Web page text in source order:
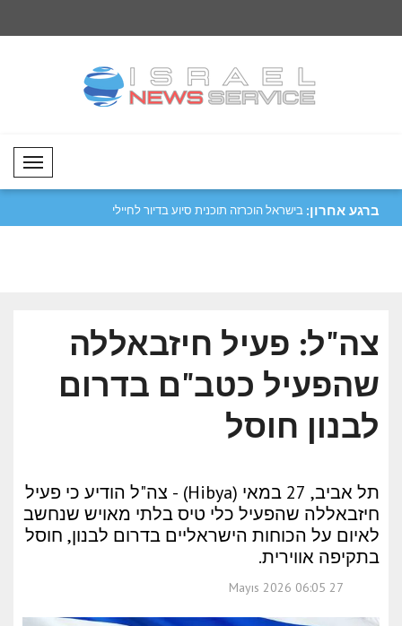
Mobil Menü
ברגע אחרון: ח'אמנאי: אני ממנה את רזאי לנציגנו הריסת ביתו
צה"ל: פעיל חיזבאללה
שהפעיל כטב"ם בדרום
לבנון חוסל
תל אביב, 27 במאי (Hibya) - צה"ל הודיע כי פעיל
חיזבאללה שהפעיל כלי טיס בלתי מאויש שנחשב
לאיום על הכוחות הישראליים בדרום לבנון, חוסל
בתקיפה אווירית.
27 Mayıs 2026 06:05